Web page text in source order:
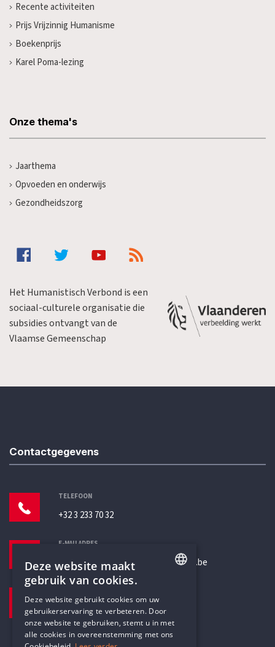
Recente activiteiten
Prijs Vrijzinnig Humanisme
Boekenprijs
Karel Poma-lezing
Onze thema's
Jaarthema
Opvoeden en onderwijs
Gezondheidszorg
Het Humanistisch Verbond is een
sociaal-culturele organisatie die
subsidies ontvangt van de
Vlaamse Gemeenschap
Contactgegevens
TELEFOON
+32 3 233 70 32
E-MAILADRES
secretariaat@humanistischverbond.be
Pottenbrug 4
Antwerpen, 2000
DUTCH
Deze website maakt
gebruik van cookies.
Deze website gebruikt cookies om uw
gebruikerservaring te verbeteren. Door
onze website te gebruiken, stemt u in met
alle cookies in overeenstemming met ons